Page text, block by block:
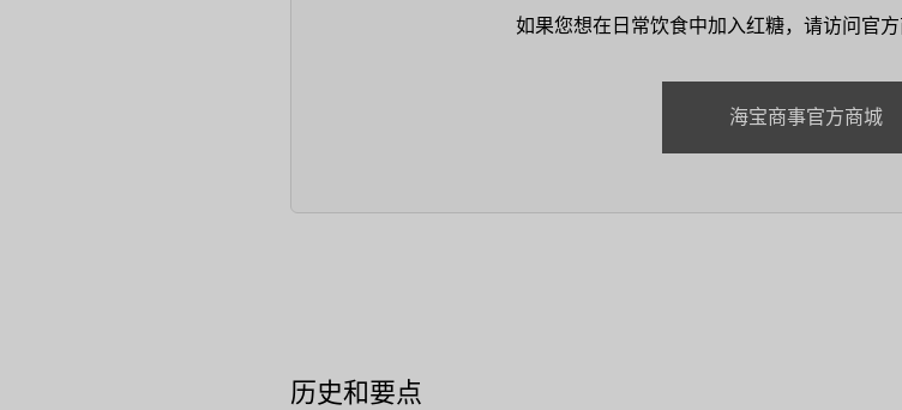
如果您想在日常饮食中加入红糖，请访问官方
海宝商事官方商城
历史和要点